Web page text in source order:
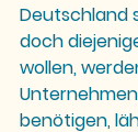
Deutschland
doch
wollen,
benötigen,